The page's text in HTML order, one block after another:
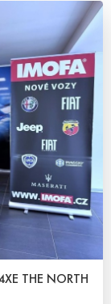
THE NORTH